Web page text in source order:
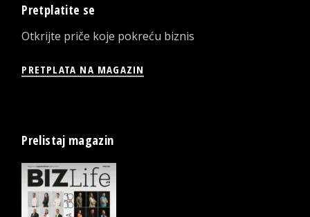
Pretplatite se
Otkrijte priče koje pokreću biznis
PRETPLATA NA MAGAZIN
Prelistaj magazin